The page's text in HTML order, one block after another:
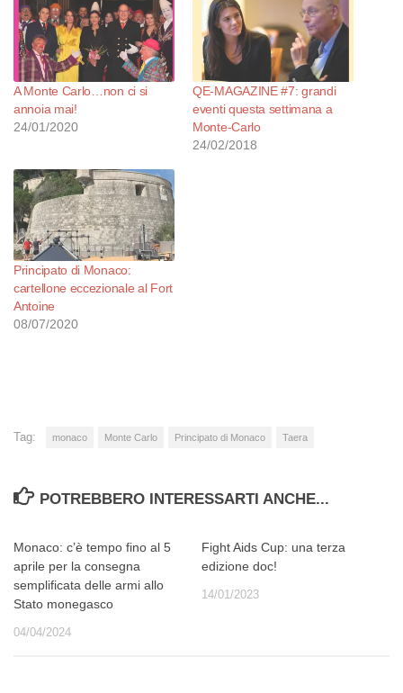
A Monte Carlo…non ci si
annoia mai!
24/01/2020
QE-MAGAZINE #7: grandi
eventi questa settimana a
Monte-Carlo
24/02/2018
Principato di Monaco:
cartellone eccezionale al Fort
Antoine
08/07/2020
Tag: monaco Monte Carlo Principato di Monaco Taera
POTREBBERO INTERESSARTI ANCHE...
Monaco: c’è tempo fino al 5
aprile per la consegna
semplificata delle armi allo
Stato monegasco
04/04/2024
Fight Aids Cup: una terza
edizione doc!
14/01/2023